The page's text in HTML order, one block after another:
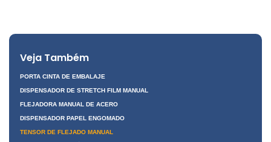
Veja Também
PORTA CINTA DE EMBALAJE
DISPENSADOR DE STRETCH FILM MANUAL
FLEJADORA MANUAL DE ACERO
DISPENSADOR PAPEL ENGOMADO
TENSOR DE FLEJADO MANUAL